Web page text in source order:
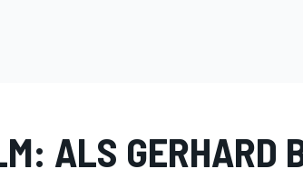
ALS GERHARD